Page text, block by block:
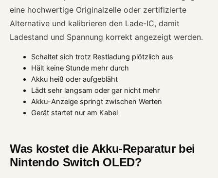
eine hochwertige Originalzelle oder zertifizierte
Alternative und kalibrieren den Lade-IC, damit
Ladestand und Spannung korrekt angezeigt werden.
Schaltet sich trotz Restladung plötzlich aus
Hält keine Stunde mehr durch
Akku heiß oder aufgebläht
Lädt sehr langsam oder gar nicht mehr
Akku-Anzeige springt zwischen Werten
Gerät startet nur am Kabel
Was kostet die Akku-Reparatur bei
Nintendo Switch OLED?